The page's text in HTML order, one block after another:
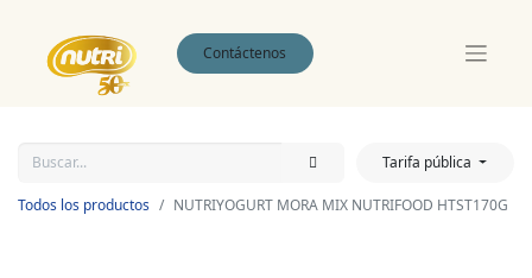
Contáctenos
Tarifa pública
Todos los productos NUTRIYOGURT MORA MIX NUTRIFOOD HTST170G